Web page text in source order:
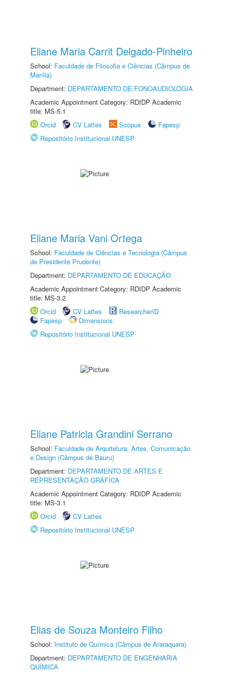
Eliane Maria Carrit Delgado-Pinheiro
School: Faculdade de Filosofia e Ciências (Câmpus de
Marília)
Department: DEPARTAMENTO DE FONOAUDIOLOGIA
Academic Appointment Category: RDIDP Academic
title: MS-5.1
Orcid
CV Lattes Scopus
Fapesp
Repositório Institucional UNESP
Eliane Maria Vani Ortega
School: Faculdade de Ciências e Tecnologia (Câmpus
de Presidente Prudente)
Department: DEPARTAMENTO DE EDUCAÇÃO
Academic Appointment Category: RDIDP Academic
title: MS-3.2
Orcid
CV Lattes
ResearcherID
Fapesp
Dimensions
Repositório Institucional UNESP
Eliane Patricia Grandini Serrano
School: Faculdade de Arquitetura, Artes, Comunicação
e Design (Câmpus de Bauru)
Department: DEPARTAMENTO DE ARTES E
REPRESENTAÇÃO GRÁFICA
Academic Appointment Category: RDIDP Academic
title: MS-3.1
Orcid
CV Lattes
Repositório Institucional UNESP
Elias de Souza Monteiro Filho
School: Instituto de Química (Câmpus de Araraquara)
Department: DEPARTAMENTO DE ENGENHARIA
QUÍMICA